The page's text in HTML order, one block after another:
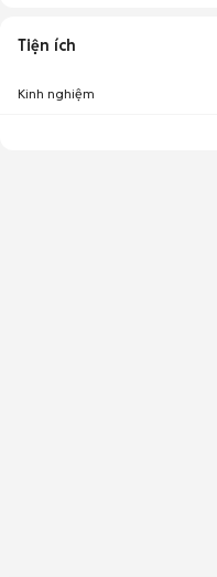
Tiện ích
Kinh nghiệm